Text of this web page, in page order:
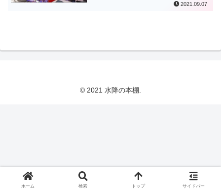
2021.09.07
© 2021 水降の本棚.
ホーム 検索 トップ サイドバー